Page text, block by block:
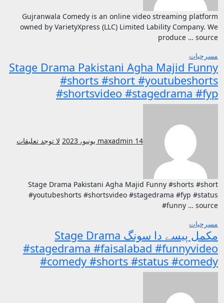
Gujranwala Comedy is an online video streaming platform
owned by VarietyXpress (LLC) Limited Lability Company. We
produce … source
مسرحيات
Stage Drama Pakistani Agha Majid Funny
#shorts #short #youtubeshorts
#shortsvideo #stagedrama #fyp
maxadmin 14 يونيو، 2023 لا توجد تعليقات
Stage Drama Pakistani Agha Majid Funny #shorts #short
#youtubeshorts #shortsvideo #stagedrama #fyp #status
#funny … source
مسرحيات
مکمل پیسے دا سونگ Stage Drama
#stagedrama #faisalabad #funnyvideo
#comedy #shorts #status #comedy